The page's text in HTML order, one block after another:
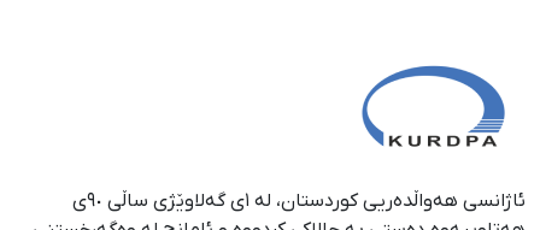
ئاژانسی هەواڵدەریی کوردستان، لە ١ی گەلاوێژی ساڵی ٩٠ی